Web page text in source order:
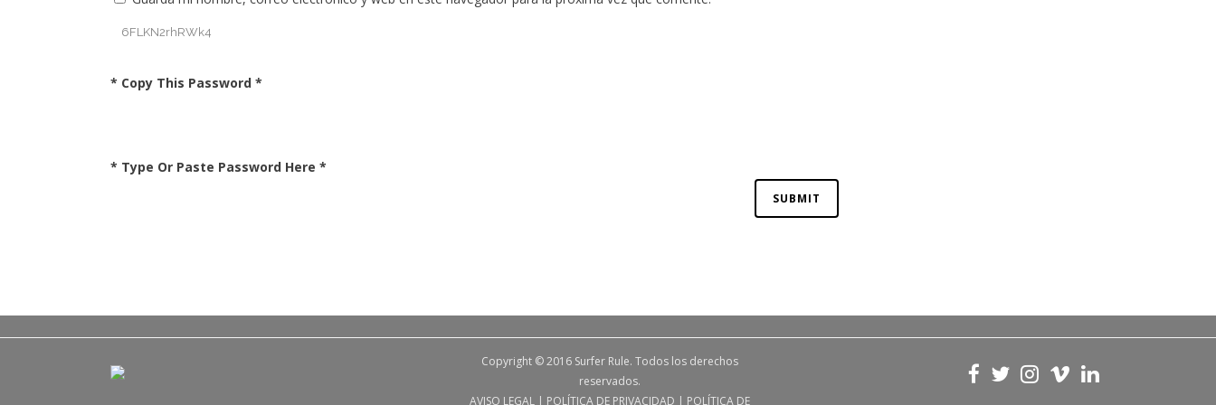
* Copy This Password *
* Type Or Paste Password Here *
Copyright © 2016 Surfer Rule. Todos los derechos
reservados.
AVISO LEGAL | POLÍTICA DE PRIVACIDAD | POLÍTICA DE